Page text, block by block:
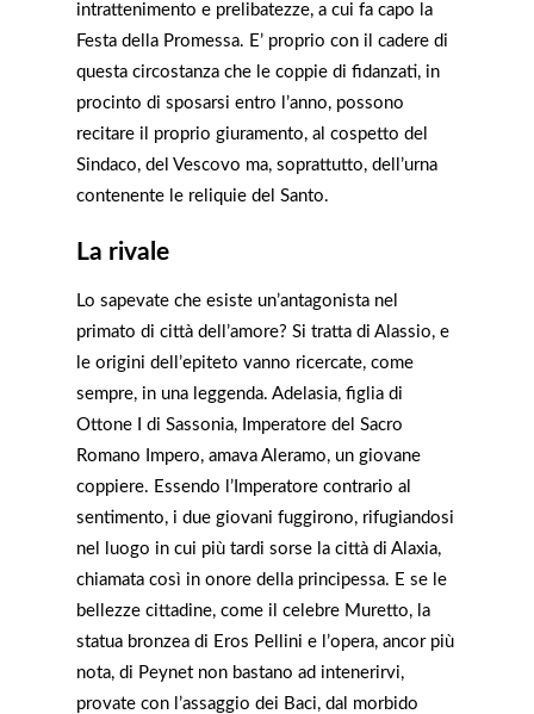
intrattenimento e prelibatezze, a cui fa capo la
Festa della Promessa. E’ proprio con il cadere di
questa circostanza che le coppie di fidanzati, in
procinto di sposarsi entro l’anno, possono
recitare il proprio giuramento, al cospetto del
Sindaco, del Vescovo ma, soprattutto, dell’urna
contenente le reliquie del Santo.
La rivale
Lo sapevate che esiste un’antagonista nel
primato di città dell’amore? Si tratta di Alassio, e
le origini dell’epiteto vanno ricercate, come
sempre, in una leggenda. Adelasia, figlia di
Ottone I di Sassonia, Imperatore del Sacro
Romano Impero, amava Aleramo, un giovane
coppiere. Essendo l’Imperatore contrario al
sentimento, i due giovani fuggirono, rifugiandosi
nel luogo in cui più tardi sorse la città di Alaxia,
chiamata così in onore della principessa. E se le
bellezze cittadine, come il celebre Muretto, la
statua bronzea di Eros Pellini e l’opera, ancor più
nota, di Peynet non bastano ad intenerirvi,
provate con l’assaggio dei Baci, dal morbido